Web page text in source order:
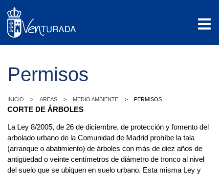
Permisos
INICIO > AREAS > MEDIO AMBIENTE > PERMISOS
CORTE DE ÁRBOLES
La Ley 8/2005, de 26 de diciembre, de protección y fomento del
arbolado urbano de la Comunidad de Madrid prohíbe la tala
(arranque o abatimiento) de árboles con más de diez años de
antigüedad o veinte centímetros de diámetro de tronco al nivel
del suelo que se ubiquen en suelo urbano. Esta misma Ley y